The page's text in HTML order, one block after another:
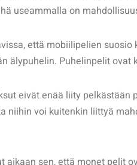
useammalla on
että mobiilipelien
älypuhelin. Puhelinpelit
eivät enää liity
niihin voi kuitenkin liittyä
aikaan sen, että monet pelit